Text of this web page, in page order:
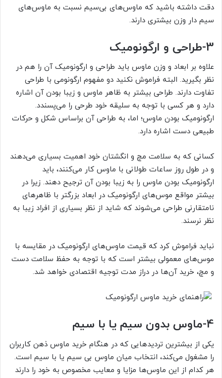
دقت داشته باشید که ماوس‌های بی‌سیم نسبت به ماوس‌های
سیم دار وزن بیشتری دارند.
3- طراحی و ارگونومیک
علاوه بر ابعاد و وزن ماوس باید طراحی و ارگونومیک آن را هم در
نظر بگیرید. البته فراموش نکنید دو مفهوم ارگونومی با طراحی
تفاوت دارند. طراحی بیشتر به ظاهر ماوس و زیبا بودن آن اشاره
دارد و هر کسی با توجه به سلیقه خود طرحی را می‌پسندد.
ارگونومیک بودن ماوس؛ اما، به طراحی آن براساس شکل و حرکات
طبیعی دست اشاره دارد.
کسانی که به سلامت مچ و انگشتان خود اهمیت بسیاری می‌دهند
و در طول روز ساعات طولانی با ماوس کار می‌کنند، باید
ارگونومیک بودن ماوس را به زیبا بودن آن ترجیح دهند. زیرا در
بیشتر مواقع موس‌های ارگونومیک در ابعاد بزرگتر با ظاهرهای
نامتقارنی طراحی می‌شوند که شاید از نظر بسیاری از افراد زیبا به
نظر نرسند.
نباید فراموش کرد که قیمت ماوس‌های ارگونومیک در مقایسه با
موس‌های معمولی بیشتر است که با توجه به حفظ سلامت دست
و مچ، خرید آن‌ها در دراز مدت توجیه اقتصادی خواهد شد.
4- ماوس بدون سیم یا با سیم
یکی از بیشترین تردیدهایی که در هنگام خرید ماوس ذهن کاربران
را مشغول می‌کند، انتخاب میان ماوس بی سیم یا با سیم است.
هر کدام از این ماوس‌ها مزایا و معایب مخصوص به خود را دارند